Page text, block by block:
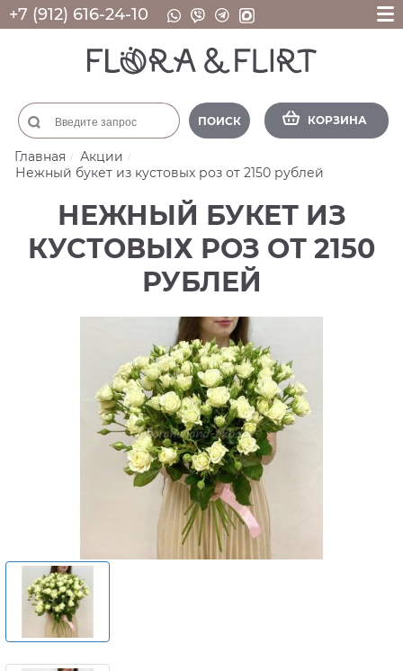
+7 (912) 616-24-10
ПОИСК КОРЗИНА
Главная
Акции
Нежный букет из кустовых роз от 2150 рублей
НЕЖНЫЙ БУКЕТ ИЗ
КУСТОВЫХ РОЗ ОТ 2150
РУБЛЕЙ